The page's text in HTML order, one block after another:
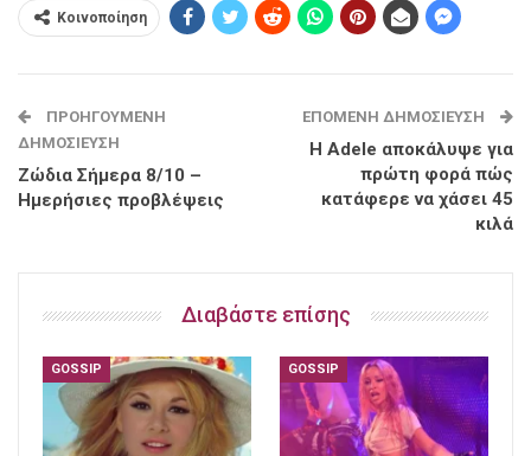
Κοινοποίηση
ΠΡΟΗΓΟΎΜΕΝΗ
ΔΗΜΟΣΊΕΥΣΗ
Ζώδια Σήμερα 8/10 –
Ημερήσιες προβλέψεις
ΕΠΌΜΕΝΗ ΔΗΜΟΣΊΕΥΣΗ
H Adele αποκάλυψε για
πρώτη φορά πώς
κατάφερε να χάσει 45
κιλά
Διαβάστε επίσης
GOSSIP GOSSIP